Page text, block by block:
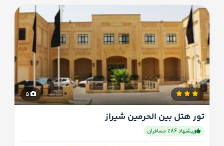
5
تور هتل بین الحرمین شیراز
پیشنهاد 86٪ مسافران